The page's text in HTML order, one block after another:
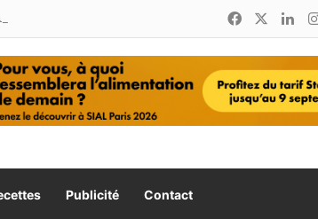
Facebook
Publicité Contact